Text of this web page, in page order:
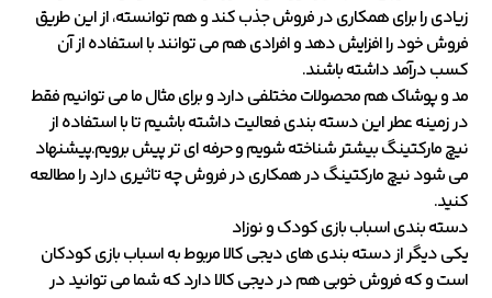
زیادی را برای همکاری در فروش جذب کند و هم توانسته، از این طریق
فروش خود را افزایش دهد و افرادی هم می توانند با استفاده از آن
کسب درآمد داشته باشند.
مد و پوشاک هم محصولات مختلفی دارد و برای مثال ما می توانیم فقط
در زمینه عطر این دسته بندی فعالیت داشته باشیم تا با استفاده از
نیچ مارکتینگ بیشتر شناخته شویم و حرفه ای تر پیش برویم.پیشنهاد
می شودنیچ مارکتینگ در همکاری در فروش چه تاثیری دارد را مطالعه
کنید.
دسته بندی اسباببازیکودک و نوزاد
یکی دیگر از دسته بندی های دیجی کالا مربوط به اسباب بازی کودکان
است و که فروش خوبی هم در دیجی کالا دارد که شما می توانید در